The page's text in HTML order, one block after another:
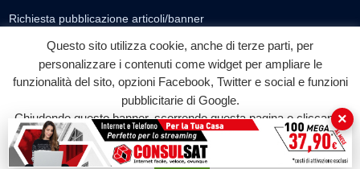
Richiesta pubblicazione articoli/banner
SEGUICI SUI SOCIAL
f
Facebook
◎ ▶
YouTube
© 2026 LABTV - Tutti i diritti riservati
Questo sito utilizza cookie, anche di terze parti, per
personalizzare i contenuti come widget per ampliare le
funzionalità del sito, opzioni Facebook, Twitter e social e funzioni
pubblicitarie di Google.
Chiudendo questo banner, scorrendo questa pagina o cliccando
su qualunque suo elemento acconsenti all'uso dei cookie.
Accetta
×